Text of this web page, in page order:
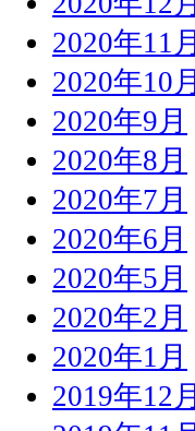
2020年11月
2020年10月
2020年9月
2020年8月
2020年7月
2020年6月
2020年5月
2020年2月
2020年1月
2019年12月